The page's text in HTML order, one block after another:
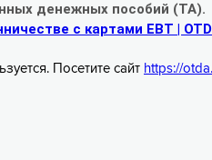
денежных пособий (TA).
с картами EBT |
Посетите сайт https://